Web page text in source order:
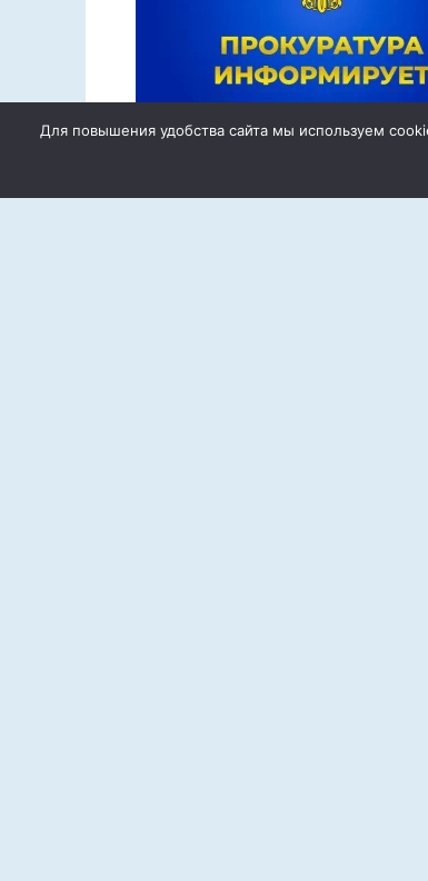
Участок дороги не
Проверкой состояния
Для повышения удобства сайта мы используем